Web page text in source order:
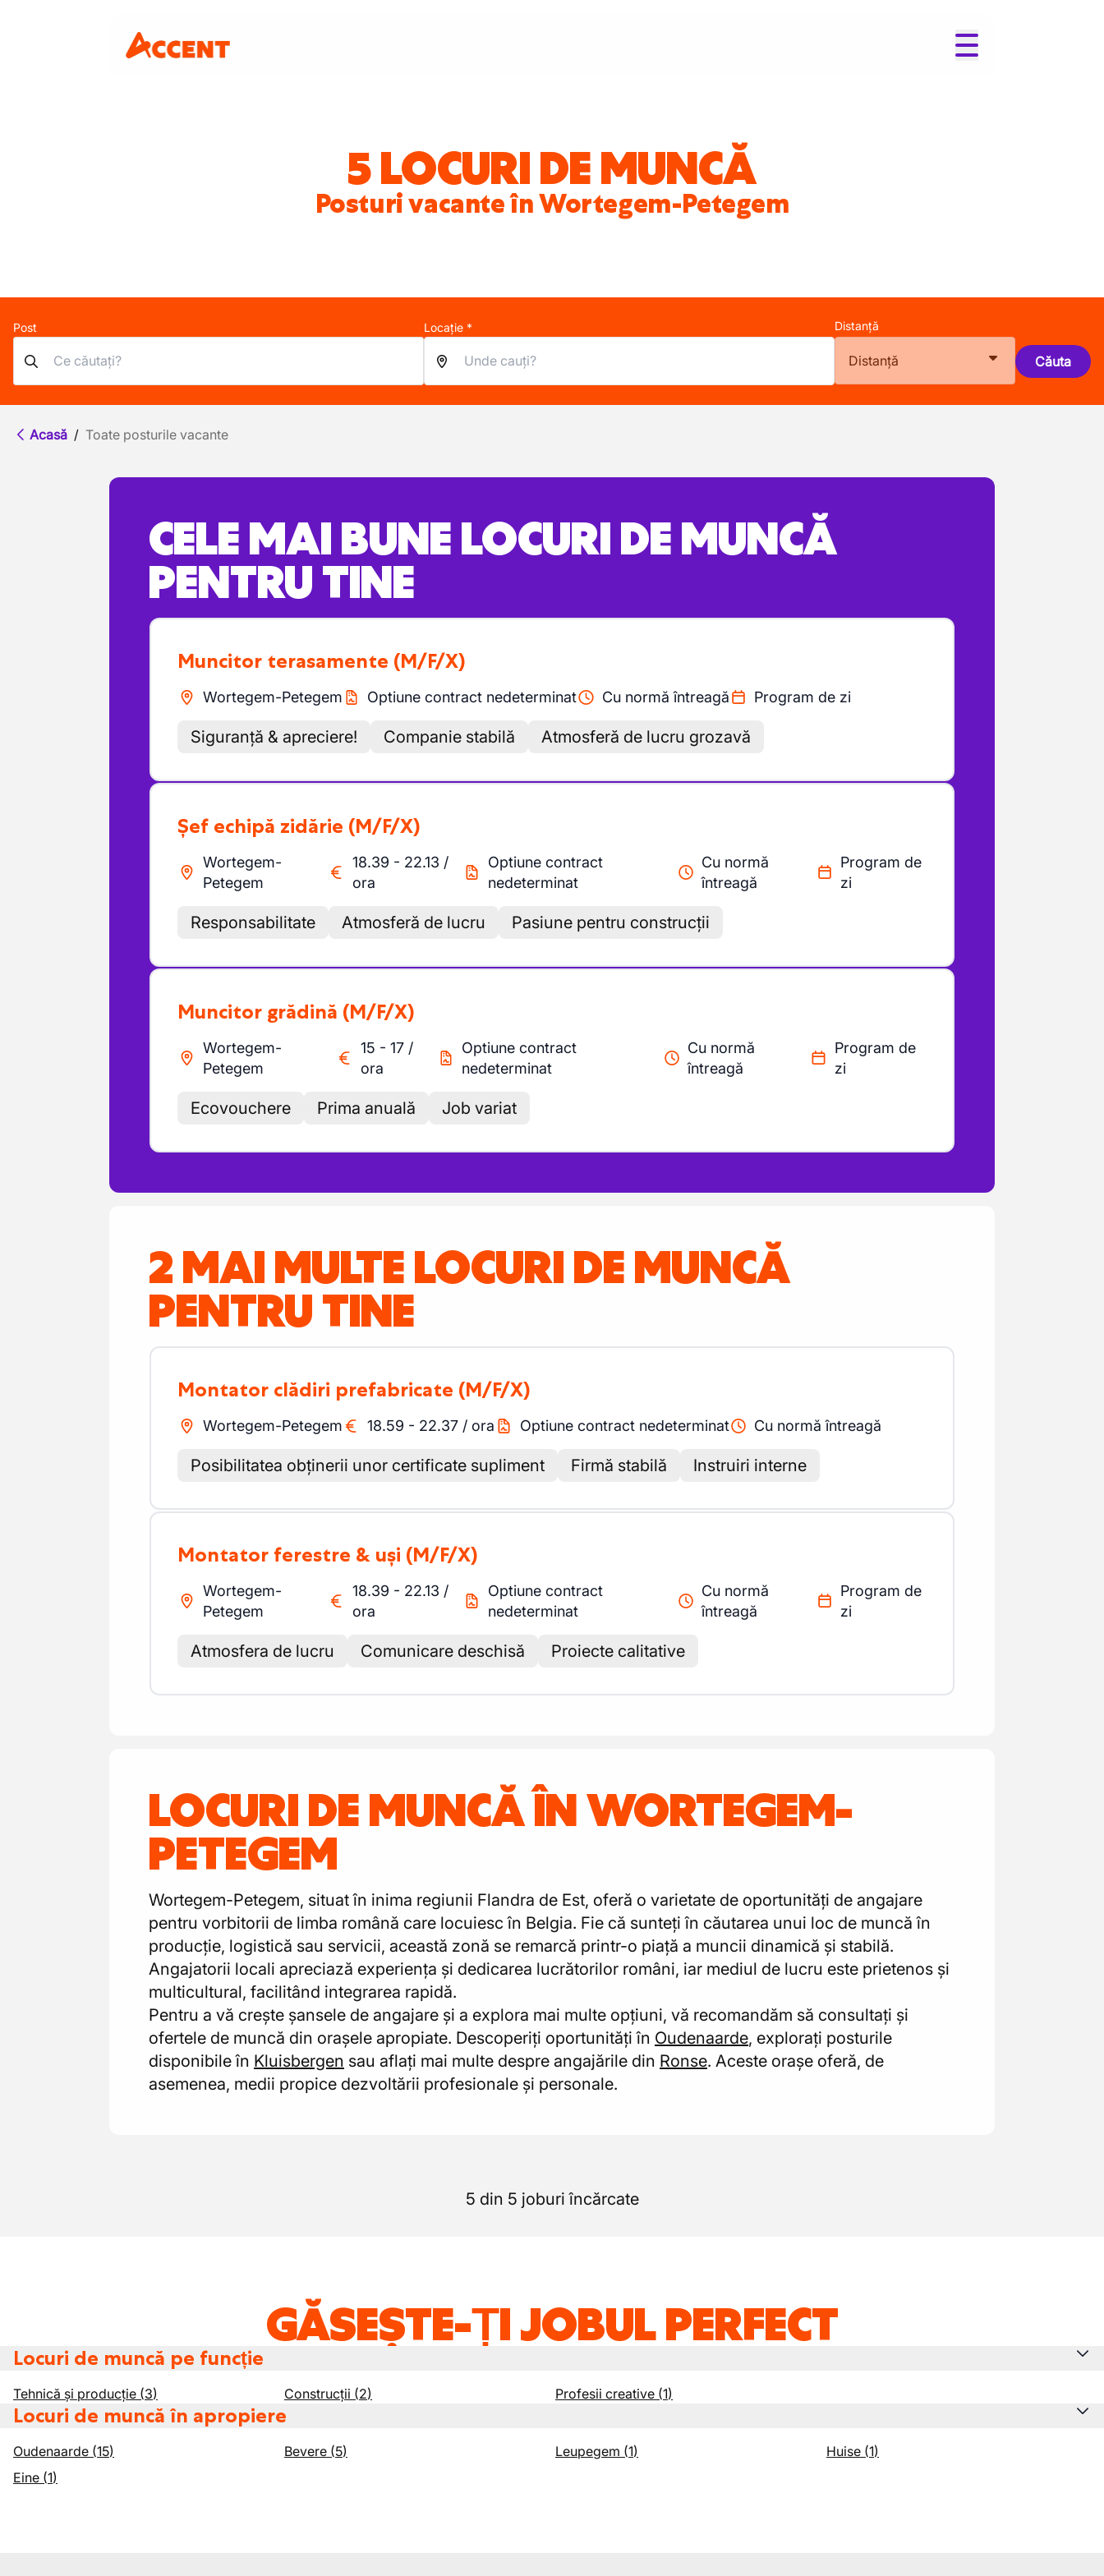
5 LOCURI DE MUNCĂ
Posturi vacante în Wortegem-Petegem
Post Locație * Distanță
Distanță Căuta
Acasă / Toate posturile vacante
CELE MAI BUNE LOCURI DE MUNCĂ
PENTRU TINE
Muncitor terasamente (M/F/X)
Wortegem-Petegem Optiune contract nedeterminat Cu normă întreagă Program de zi
Siguranță & apreciere! Companie stabilă Atmosferă de lucru grozavă
Șef echipă zidărie (M/F/X)
Wortegem-
Petegem
18.39 - 22.13 /
ora
Optiune contract
nedeterminat
Cu normă
întreagă
Program de
zi
Responsabilitate Atmosferă de lucru Pasiune pentru construcții
Muncitor grădină (M/F/X)
Wortegem-
Petegem
15 -17 /
ora
Optiune contract
nedeterminat
Cu normă
întreagă
Program de
zi
Ecovouchere Prima anuală Job variat
2 MAI MULTE LOCURI DE MUNCĂ
PENTRU TINE
Montator clădiri prefabricate (M/F/X)
Wortegem-Petegem 18.59 - 22.37 / ora Optiune contract nedeterminat Cu normă întreagă
Posibilitatea obținerii unor certificate supliment Firmă stabilă Instruiri interne
Montator ferestre & uși (M/F/X)
Wortegem-
Petegem
18.39 - 22.13 /
ora
Optiune contract
nedeterminat
Cu normă
întreagă
Program de
zi
Atmosfera de lucru Comunicare deschisă Proiecte calitative
LOCURI DE MUNCĂ ÎN WORTEGEM-
PETEGEM
Wortegem-Petegem, situat în inima regiunii Flandra de Est, oferă o varietate de oportunități de angajare
pentru vorbitorii de limba română care locuiesc în Belgia. Fie că sunteți în căutarea unui loc de muncă în
producție, logistică sau servicii, această zonă se remarcă printr-o piață a muncii dinamică și stabilă.
Angajatorii locali apreciază experiența și dedicarea lucrătorilor români, iar mediul de lucru este prietenos și
multicultural, facilitând integrarea rapidă.
Pentru a vă crește șansele de angajare și a explora mai multe opțiuni, vă recomandăm să consultați și
ofertele de muncă din orașele apropiate. Descoperiți oportunități în Oudenaarde, explorați posturile
disponibile în Kluisbergen sau aflați mai multe despre angajările din Ronse. Aceste orașe oferă, de
asemenea, medii propice dezvoltării profesionale și personale.
5 din 5 joburi încărcate
GĂSEȘTE-ȚI JOBUL PERFECT
Locuri de muncă pe funcție
Tehnică și producție (3) Construcții (2) Profesii creative (1)
Locuri de muncă în apropiere
Oudenaarde (15) Bevere (5) Leupegem (1) Huise (1)
Eine (1)